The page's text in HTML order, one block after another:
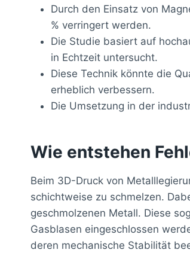
Durch den Einsatz von
% verringert werden.
Die Studie basiert auf
in Echtzeit untersucht.
Diese Technik könnte die
erheblich verbessern.
Die Umsetzung in der
Wie entstehen
Beim 3D-Druck von
schichtweise zu schmelzen.
geschmolzenen Metall. Diese
Gasblasen eingeschlossen
deren mechanische Stabilität